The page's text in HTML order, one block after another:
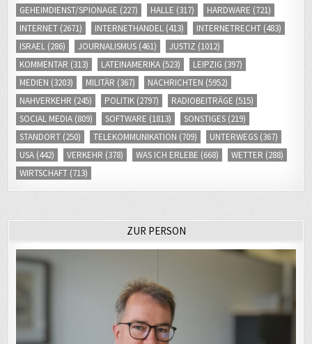
GEHEIMDIENST/SPIONAGE (227) HALLE (317) HARDWARE (721)
INTERNET (2671) INTERNETHANDEL (413) INTERNETRECHT (483)
ISRAEL (286) JOURNALISMUS (461) JUSTIZ (1012)
KOMMENTAR (313) LATEINAMERIKA (523) LEIPZIG (397)
MEDIEN (3203) MILITÄR (367) NACHRICHTEN (5952)
NAHVERKEHR (245) POLITIK (2797) RADIOBEITRÄGE (515)
SOCIAL MEDIA (809) SOFTWARE (1813) SONSTIGES (219)
STANDORT (250) TELEKOMMUNIKATION (709) UNTERWEGS (367)
USA (442) VERKEHR (378) WAS ICH ERLEBE (668) WETTER (288)
WIRTSCHAFT (713)
ZUR PERSON